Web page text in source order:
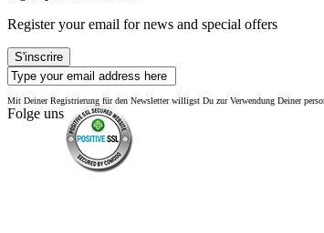
Register your email for news and special offers
S'inscrire
Mit Deiner Registrierung für den Newsletter willigst Du zur Verwendung Deiner
Folge uns